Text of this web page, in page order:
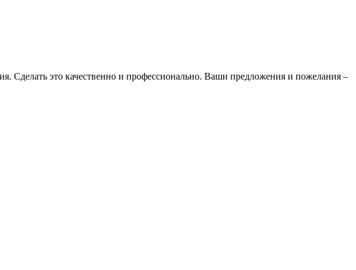
Сделать это качественно и профессионально. Ваши предложения и пожелания –